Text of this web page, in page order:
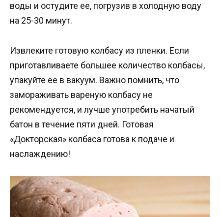
воды и остудите ее, погрузив в холодную воду
на 25-30 минут.
Извлеките готовую колбасу из пленки. Если
приготавливаете большее количество колбасы,
упакуйте ее в вакуум. Важно помнить, что
замораживать вареную колбасу не
рекомендуется, и лучше употребить начатый
батон в течение пяти дней. Готовая
«Докторская» колбаса готова к подаче и
наслаждению!